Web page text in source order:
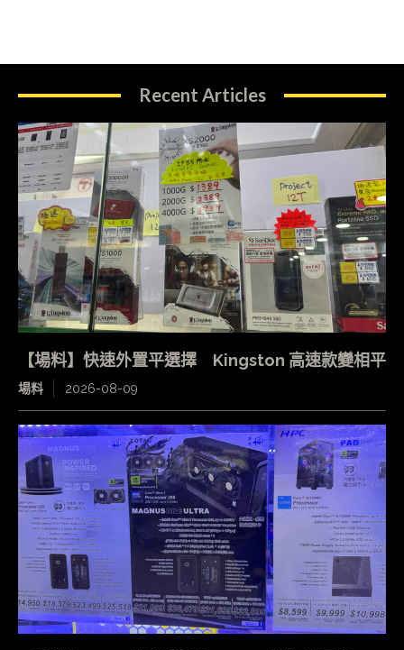
Recent Articles
【場料】快速外置平選擇 Kingston 高速款變相平
場料 2026-08-09